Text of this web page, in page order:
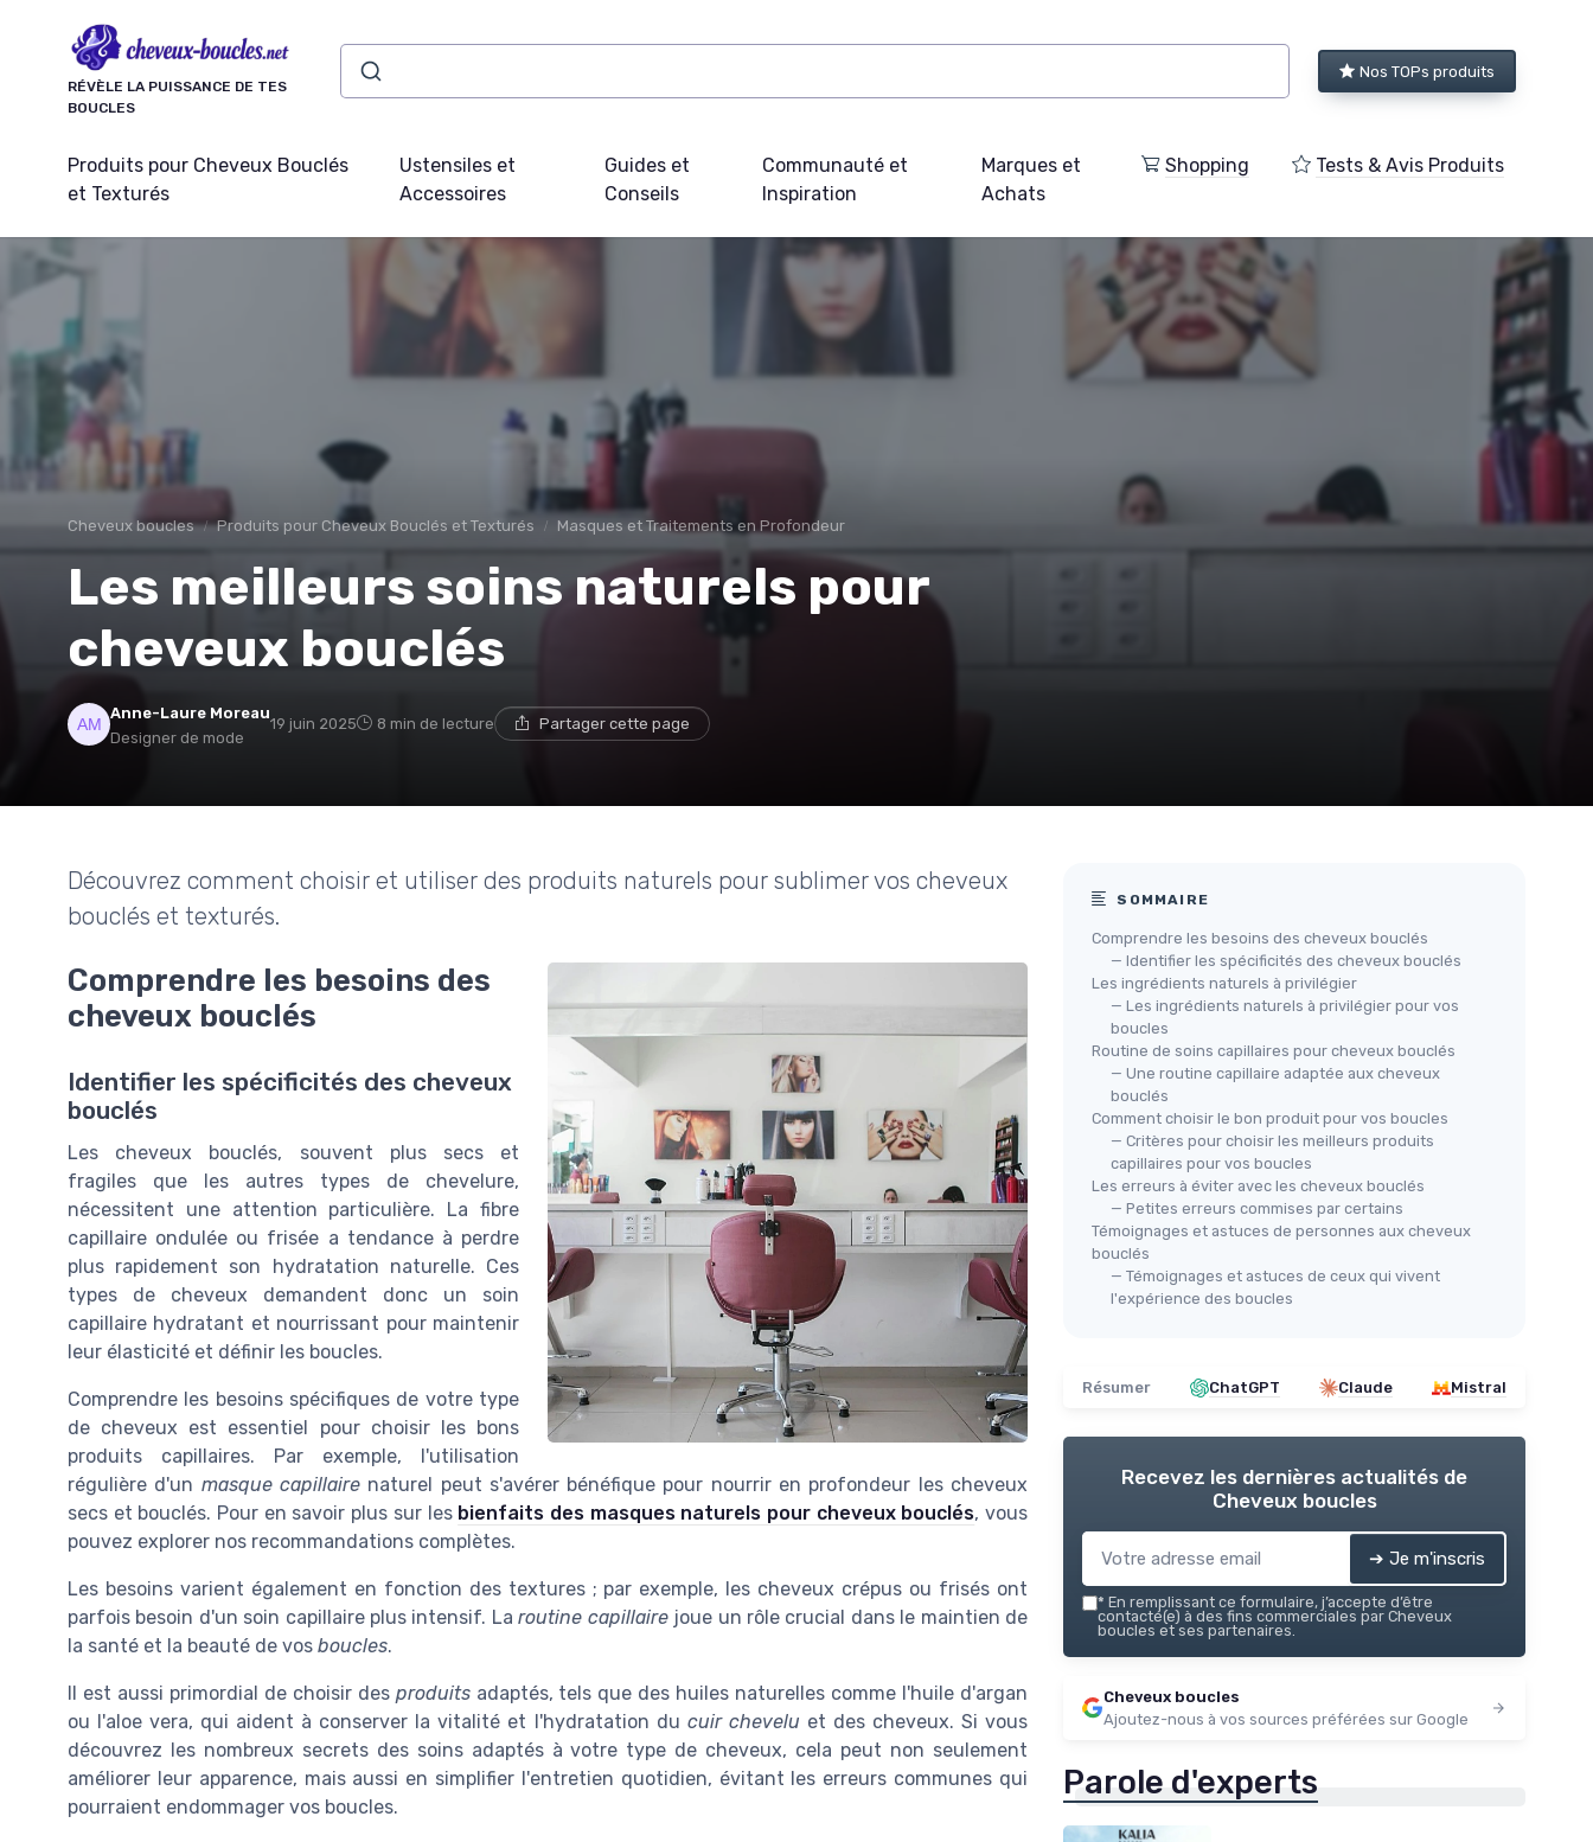
RÉVÈLE LA PUISSANCE DE TES
BOUCLES
Nos TOPs produits
Produits pour Cheveux Bouclés
et Texturés
Ustensiles et
Accessoires
Guides et
Conseils
Communauté et
Inspiration
Marques et
Achats
Shopping Tests & Avis Produits
Cheveux boucles Produits pour Cheveux Bouclés et Texturés Masques et Traitements en Profondeur
Les meilleurs soins naturels pour
cheveux bouclés
Anne-Laure Moreau
Designer de mode
19 juin 2025 8 min de lecture Partager cette page
Découvrez comment choisir et utiliser des produits naturels pour sublimer vos cheveux
bouclés et texturés.
Comprendre les besoins des
cheveux bouclés
Identifier les spécificités des cheveux
bouclés
Les cheveux bouclés, souvent plus secs et
fragiles que les autres types de chevelure,
nécessitent une attention particulière. La fibre
capillaire ondulée ou frisée a tendance à perdre
plus rapidement son hydratation naturelle. Ces
types de cheveux demandent donc un soin
capillaire hydratant et nourrissant pour maintenir
leur élasticité et définir les boucles.
Comprendre les besoins spécifiques de votre type
de cheveux est essentiel pour choisir les bons
produits capillaires. Par exemple, l'utilisation
régulière d'un masque capillairenaturel peut s'avérer bénéfique pour nourrir en profondeur les cheveux
secs et bouclés. Pour en savoir plus sur les bienfaits des masques naturels pour cheveux bouclés, vous
pouvez explorer nos recommandations complètes.
Les besoins varient également en fonction des textures ; par exemple, les cheveux crépus ou frisés ont
parfois besoin d'un soin capillaire plus intensif. Laroutine capillairejoue un rôle crucial dans le maintien de
la santé et la beauté de vos boucles.
Il est aussi primordial de choisir des produitsadaptés, tels que des huiles naturelles comme l'huile d'argan
ou l'aloe vera, qui aident à conserver la vitalité et l'hydratation du cuir chevelu et des cheveux. Si vous
découvrez les nombreux secrets des soins adaptés à votre type de cheveux, cela peut non seulement
améliorer leur apparence, mais aussi en simplifier l'entretien quotidien, évitant les erreurs communes qui
pourraient endommager vos boucles.
SOMMAIRE
Comprendre les besoins des cheveux bouclés
— Identifier les spécificités des cheveux bouclés
Les ingrédients naturels à privilégier
— Les ingrédients naturels à privilégier pour vos
boucles
Routine de soins capillaires pour cheveux bouclés
— Une routine capillaire adaptée aux cheveux
bouclés
Comment choisir le bon produit pour vos boucles
— Critères pour choisir les meilleurs produits
capillaires pour vos boucles
Les erreurs à éviter avec les cheveux bouclés
— Petites erreurs commises par certains
Témoignages et astuces de personnes aux cheveux
bouclés
— Témoignages et astuces de ceux qui vivent
l'expérience des boucles
Résumer ChatGPT Claude Mistral
Recevez les dernières actualités de
Cheveux boucles
➔ Je m'inscris
* En remplissant ce formulaire, j’accepte d’être
contacté(e) à des fins commerciales par Cheveux
boucles et ses partenaires.
Cheveux boucles
Ajoutez-nous à vos sources préférées sur Google
Parole d'experts